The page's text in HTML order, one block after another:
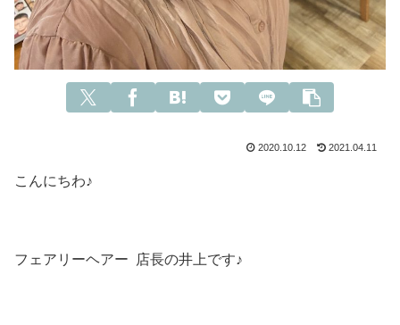
2020.10.12 2021.04.11
こんにちわ♪
フェアリーヘアー 店長の井上です♪